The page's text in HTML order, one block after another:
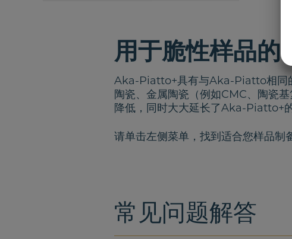
用于脆性样品的
Aka-Piatto+具有与Aka-Piatto相同
陶瓷、金属陶瓷（例如CMC、陶瓷
降低，同时大大延长了Aka-Piatto+的
请单击左侧菜单，找到适合您样品制
常见问题解答